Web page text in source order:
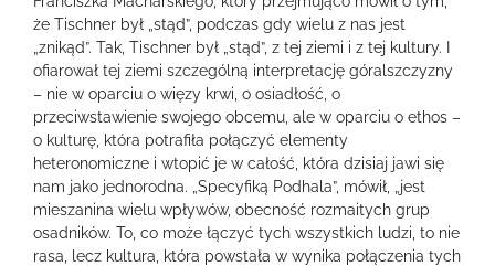
że Tischner był „stąd”, podczas gdy wielu z nas jest
„znikąd”. Tak, Tischner był „stąd”, z tej ziemi i z tej kultury. I
ofiarował tej ziemi szczególną interpretację góralszczyzny
– nie w oparciu o więzy krwi, o osiadłość, o
przeciwstawienie swojego obcemu, ale w oparciu o ethos –
o kulturę, która potrafiła połączyć elementy
heteronomiczne i wtopić je w całość, która dzisiaj jawi się
nam jako jednorodna. „Specyfiką Podhala”, mówił, „jest
mieszanina wielu wpływów, obecność rozmaitych grup
osadników. To, co może łączyć tych wszystkich ludzi, to nie
rasa, lecz kultura, która powstała w wynika połączenia tych